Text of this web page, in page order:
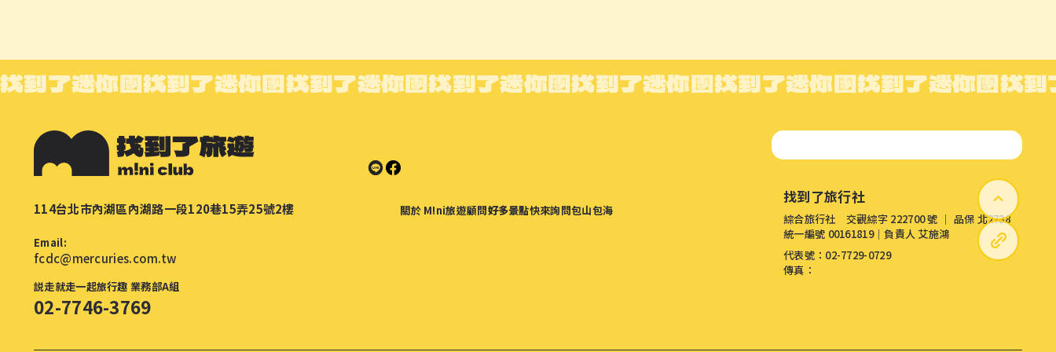
找到了迷你團找到了迷你團找到了迷你團找到了迷你團找到了迷你團找到了迷你團找到了迷你團找到
114台北市內湖區內湖路一段120巷15弄25號2樓
Email:
fcdc@mercuries.com.tw
説走就走一起旅行趣 業務部A組
02-7746-3769
關於 M!ni旅遊顧問好多景點快來詢問包山包海
找到了旅行社
綜合旅行社 交觀綜字 222700 號 │ 品保 北2738
統一編號 00161819│負責人 艾施鴻
代表號：02-7729-0729
傳真：